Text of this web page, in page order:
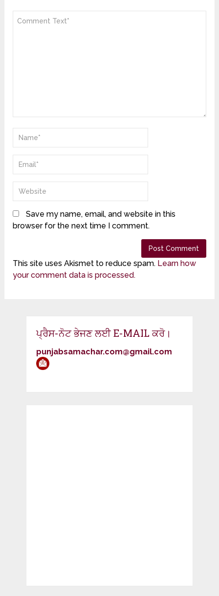
Save my name, email, and website in this
browser for the next time I comment.
This site uses Akismet to reduce spam. Learn how
your comment data is processed.
ਪ੍ਰੈਸ-ਨੋਟ ਭੇਜਣ ਲਈ E-MAIL ਕਰੋ।
punjabsamachar.com@gmail.com